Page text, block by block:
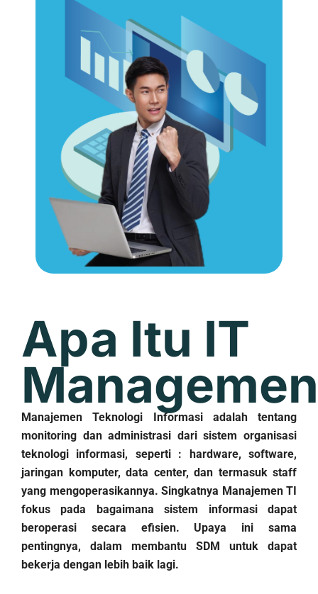
Apa Itu IT
Manajemen Teknologi Informasi adalah tentang
monitoring dan administrasi dari sistem organisasi
teknologi informasi, seperti : hardware, software,
jaringan komputer, data center, dan termasuk staff
yang mengoperasikannya. Singkatnya Manajemen TI
fokus pada bagaimana sistem informasi dapat
beroperasi secara efisien. Upaya ini sama
pentingnya, dalam membantu SDM untuk dapat
bekerja dengan lebih baik lagi.